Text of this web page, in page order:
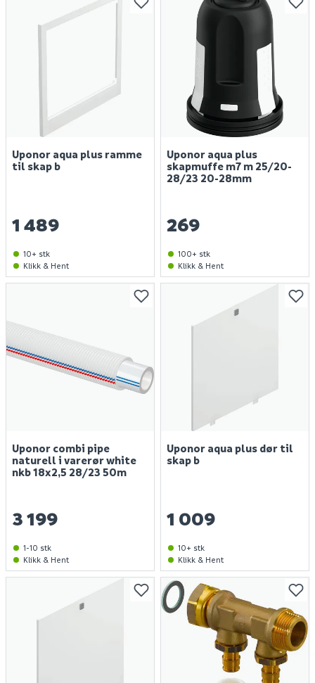
Uponor aqua plus ramme
til skap b
1 489
10+ stk
Klikk & Hent
Uponor aqua plus
skapmuffe m7 m 25/20-
28/23 20-28mm
269
100+ stk
Klikk & Hent
Uponor combi pipe
naturell i varerør white
nkb 18x2,5 28/23 50m
3 199
1-10 stk
Klikk & Hent
Uponor aqua plus dør til
skap b
1 009
10+ stk
Klikk & Hent